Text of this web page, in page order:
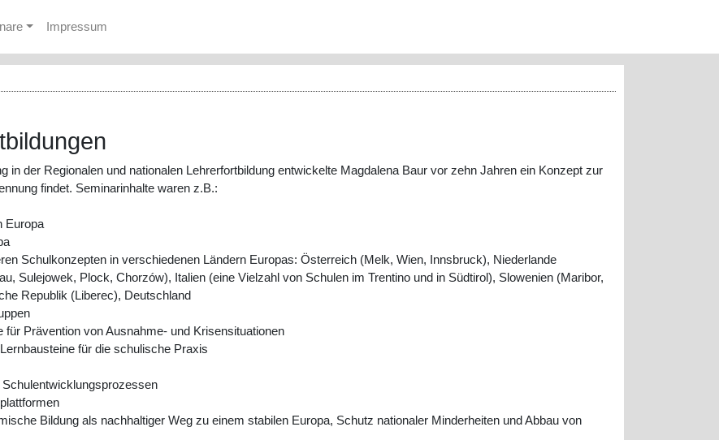
Impressum
in der Regionalen und nationalen Lehrerfortbildung entwickelte Magdalena Baur vor zehn Jahren ein Konzept zur
findet. Seminarinhalte waren z.B.:
Europa
Schulkonzepten in verschiedenen Ländern Europas: Österreich (Melk, Wien, Innsbruck), Niederlande
Sulejowek, Plock, Chorzów), Italien (eine Vielzahl von Schulen im Trentino und in Südtirol), Slowenien (Maribor,
Republik (Liberec), Deutschland
Prävention von Ausnahme- und Krisensituationen
für die schulische Praxis
Bildung als nachhaltiger Weg zu einem stabilen Europa, Schutz nationaler Minderheiten und Abbau von